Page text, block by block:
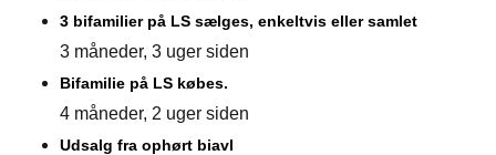
3 bifamilier på LS sælges, enkeltvis eller samlet
3 måneder, 3 uger siden
Bifamilie på LS købes.
4 måneder, 2 uger siden
Udsalg fra ophørt biavl